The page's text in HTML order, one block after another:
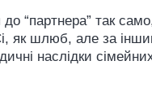
“партнера” так
як шлюб, але за
наслідки